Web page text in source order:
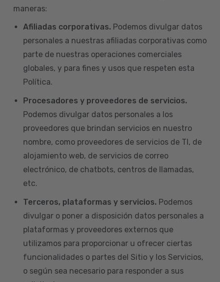
maneras:
Afiliadas corporativas. Podemos divulgar datos
personales a nuestras afiliadas corporativas como
parte de nuestras operaciones comerciales
globales, y para fines y usos que respeten esta
Política.
Procesadores y proveedores de servicios.
Podemos divulgar datos personales a los
proveedores que brindan servicios en nuestro
nombre, como proveedores de servicios de TI, de
alojamiento web, de servicios de correo
electrónico, de chatbots, centros de llamadas,
etc.
Terceros, plataformas y servicios. Podemos
divulgar o poner a disposición datos personales a
plataformas y proveedores externos que
utilizamos para proporcionar u ofrecer ciertas
funcionalidades o partes del Sitio y los Servicios,
o según sea necesario para responder a sus